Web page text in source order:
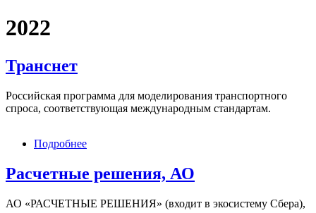
2022
Транснет
Российская программа для моделирования транспортного
спроса, соответствующая международным стандартам.
Подробнее
Расчетные решения, АО
АО «РАСЧЕТНЫЕ РЕШЕНИЯ» (входит в экосистему Сбера),